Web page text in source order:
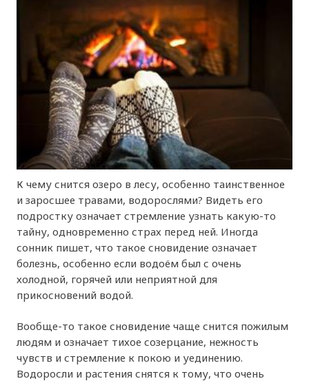
К чему снится озеро в лесу, особенно таинственное
и заросшее травами, водорослями? Видеть его
подростку означает стремление узнать какую-то
тайну, одновременно страх перед ней. Иногда
сонник пишет, что такое сновидение означает
болезнь, особенно если водоём был с очень
холодной, горячей или неприятной для
прикосновений водой.
Вообще-то такое сновидение чаще снится пожилым
людям и означает тихое созерцание, нежность
чувств и стремление к покою и уединению.
Водоросли и растения снятся к тому, что очень